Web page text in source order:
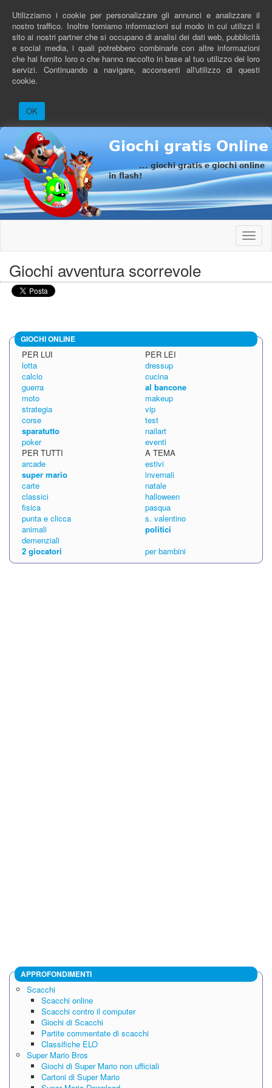
contenuto
principale
Utilizziamo i cookie per personalizzare gli annunci e analizzare il
nostro traffico. Inoltre forniamo informazioni sul modo in cui utilizzi il
sito ai nostri partner che si occupano di analisi dei dati web, pubblicità
e social media, i quali potrebbero combinarle con altre informazioni
che hai fornito loro o che hanno raccolto in base al tuo utilizzo dei loro
servizi. Continuando a navigare, acconsenti all'utilizzo di questi
cookie.
OK
Giochi gratis Online
... giochi gratis e giochi online
in flash!
Toggle
Giochi avventura scorrevole
GIOCHI ONLINE
PER LUI
lotta
calcio
guerra
moto
strategia
corse
sparatutto
poker
PER LEI
dressup
cucina
al bancone
makeup
vip
test
nailart
eventi
PER TUTTI
arcade
super mario
carte
classici
fisica
punta e clicca
animali
demenziali
2 giocatori
A TEMA
estivi
invernali
natale
halloween
pasqua
s. valentino
politici
per bambini
APPROFONDIMENTI
Scacchi
Scacchi online
Scacchi contro il computer
Giochi di Scacchi
Partite commentate di scacchi
Classifiche ELO
Super Mario Bros
Giochi di Super Mario non ufficiali
Cartoni di Super Mario